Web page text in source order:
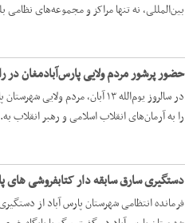
بین‌المللی، نه تنها مراکز و مجموعه‌های نظامی
حضور پرشور مردم ولایی پارس‌آبادمغان در
در سالروز یوم‌الله ۱۳ آبان،
را به آرمان‌های انقلاب اسلامی و رهبر انقلاب
دستگیری سارق سابقه دار کتابفروشی های
فرمانده انتظامی شهرستان پارس آباد از